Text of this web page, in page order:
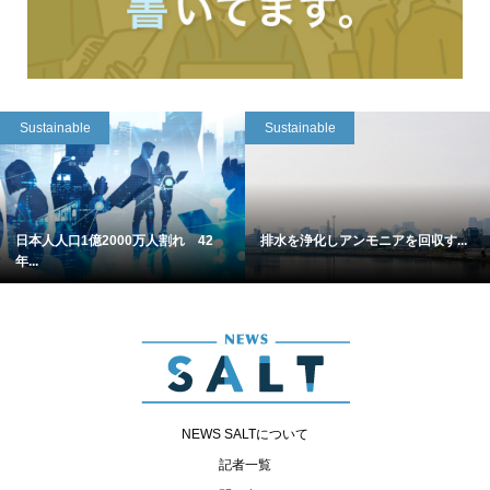
Sustainable
日本人人口1億2000万人割れ 42
年...
Sustainable
排水を浄化しアンモニアを回収す...
NEWS SALTについて
記者一覧